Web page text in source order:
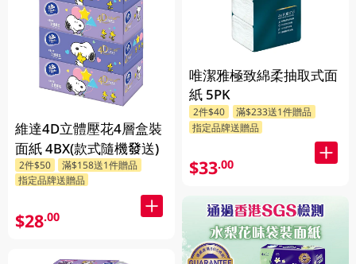
維達4D立體壓花4層盒裝
面紙 4BX(款式隨機發送)
2件$50
滿$158送1件贈品
指定品牌送贈品
$28.00
唯潔雅極致綿柔抽取式面
紙 5PK
2件$40
滿$233送1件贈品
指定品牌送贈品
$33.00